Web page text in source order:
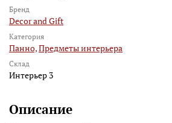
Бренд
Decor and Gift
Категория
Панно,Предметы интерьера
Склад
Интерьер 3
Описание